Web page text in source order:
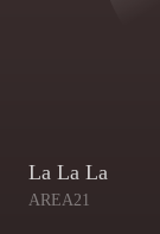
La La La
AREA21